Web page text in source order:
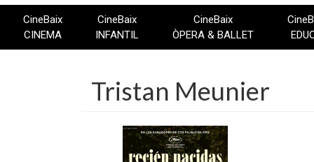
CineBaix
CINEMA
CineBaix
INFANTIL
CineBaix
ÒPERA & BALLET
Tristan Meunier